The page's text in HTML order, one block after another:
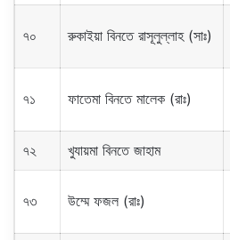
৭০ রুকাইয়া বিনতে রাসূলুল্লাহ (সাঃ)
৭১ ফাতেমা বিনতে মালেক (রাঃ)
৭২ খুযায়মা বিনতে জাহাম
৭৩ উম্মে ফজল (রাঃ)